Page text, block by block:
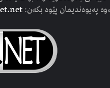
پەیوەندیمان پێوە بکەن: